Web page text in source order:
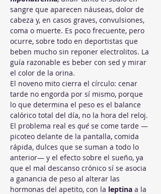
sangre que aparecen náuseas, dolor de
cabeza y, en casos graves, convulsiones,
coma o muerte. Es poco frecuente, pero
ocurre, sobre todo en deportistas que
beben mucho sin reponer electrolitos. La
guía razonable es beber con sed y mirar
el color de la orina.
El noveno mito cierra el círculo: cenar
tarde no engorda por sí mismo, porque
lo que determina el peso es el balance
calórico total del día, no la hora del reloj.
El problema real es qué se come tarde —
picoteo delante de la pantalla, comida
rápida, dulces que se suman a todo lo
anterior— y el efecto sobre el sueño, ya
que el mal descanso crónico sí se asocia
a ganancia de peso al alterar las
hormonas del apetito, con la leptina a la